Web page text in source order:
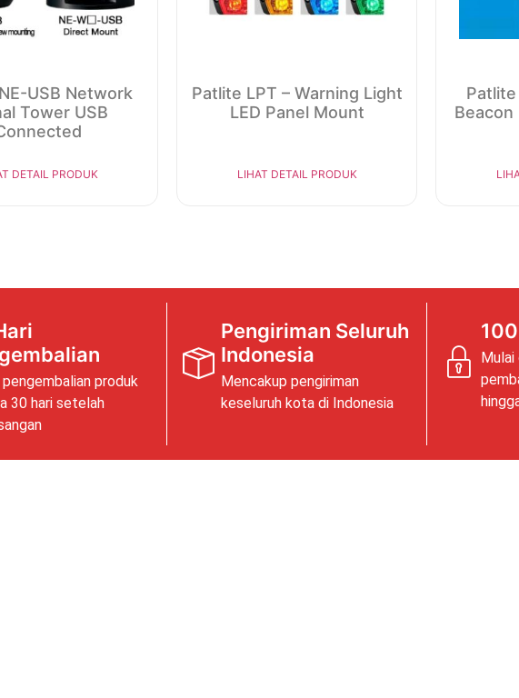
USB Network
Tower USB
DETAIL PRODUK
Patlite LPT – Warning Light
LED Panel Mount
LIHAT DETAIL PRODUK
Beacon
produk
30 hari setelah
Pengiriman Seluruh
Indonesia
Mencakup pengiriman
keseluruh kota di Indonesia